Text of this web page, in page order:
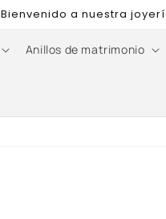
Bienvenido a nuestra
Anillos de matrimonio